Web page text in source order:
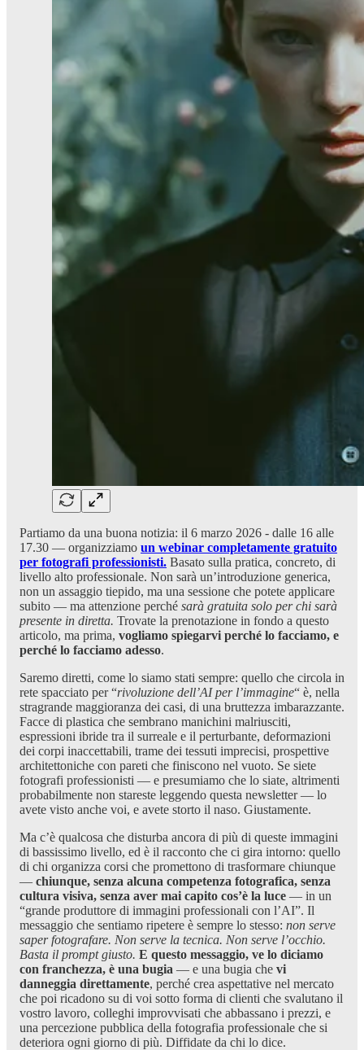
Partiamo da una buona notizia: il 6 marzo 2026 - dalle 16 alle
17.30 — organizziamo un webinar completamente gratuito
per fotografi professionisti. Basato sulla pratica, concreto, di
livello alto professionale. Non sarà un’introduzione generica,
non un assaggio tiepido, ma una sessione che potete applicare
subito — ma attenzione perché sarà gratuita solo per chi sarà
presente in diretta. Trovate la prenotazione in fondo a questo
articolo, ma prima, vogliamo spiegarvi perché lo facciamo, e
perché lo facciamo adesso.
Saremo diretti, come lo siamo stati sempre: quello che circola in
rete spacciato per “rivoluzione dell’AI per l’immagine“ è, nella
stragrande maggioranza dei casi, di una bruttezza imbarazzante.
Facce di plastica che sembrano manichini malriusciti,
espressioni ibride tra il surreale e il perturbante, deformazioni
dei corpi inaccettabili, trame dei tessuti imprecisi, prospettive
architettoniche con pareti che finiscono nel vuoto. Se siete
fotografi professionisti — e presumiamo che lo siate, altrimenti
probabilmente non stareste leggendo questa newsletter — lo
avete visto anche voi, e avete storto il naso. Giustamente.
Ma c’è qualcosa che disturba ancora di più di queste immagini
di bassissimo livello, ed è il racconto che ci gira intorno: quello
di chi organizza corsi che promettono di trasformare chiunque
— chiunque, senza alcuna competenza fotografica, senza
cultura visiva, senza aver mai capito cos’è la luce — in un
“grande produttore di immagini professionali con l’AI”. Il
messaggio che sentiamo ripetere è sempre lo stesso: non serve
saper fotografare. Non serve la tecnica. Non serve l’occhio.
Basta il prompt giusto. E questo messaggio, ve lo diciamo
con franchezza, è una bugia — e una bugia che vi
danneggia direttamente, perché crea aspettative nel mercato
che poi ricadono su di voi sotto forma di clienti che svalutano il
vostro lavoro, colleghi improvvisati che abbassano i prezzi, e
una percezione pubblica della fotografia professionale che si
deteriora ogni giorno di più. Diffidate da chi lo dice.